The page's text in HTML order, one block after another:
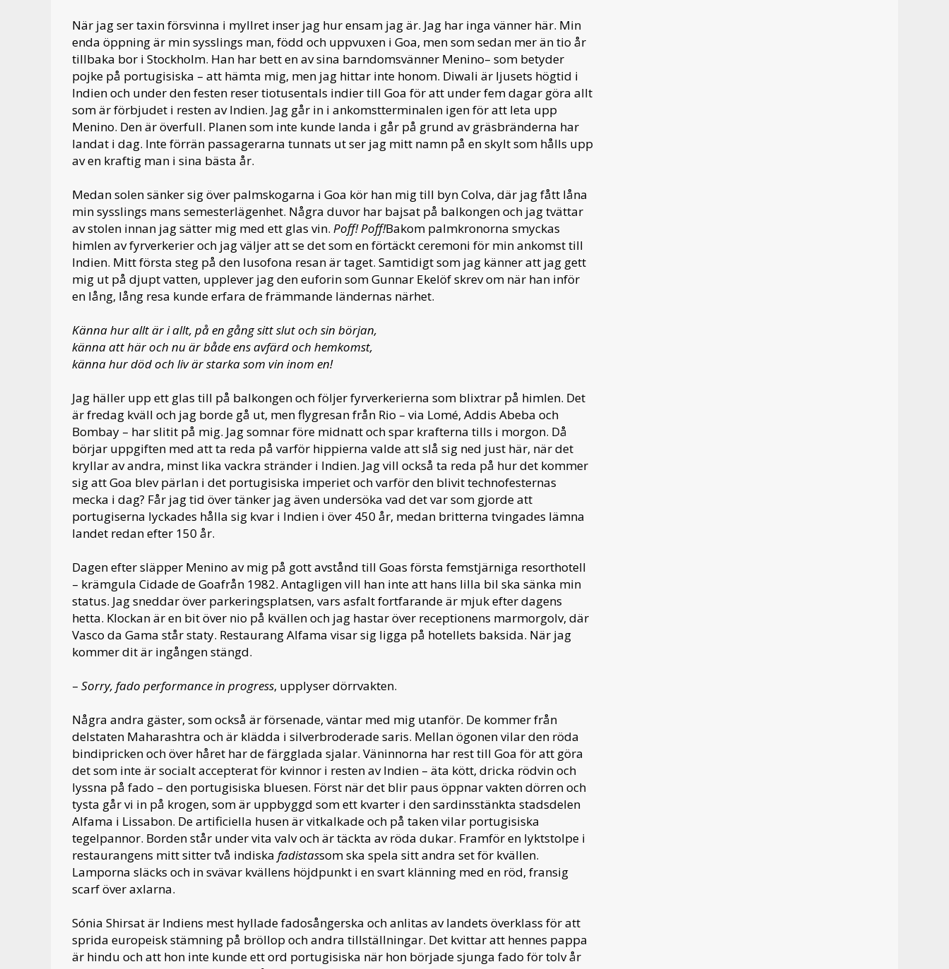
När jag ser taxin försvinna i myllret inser jag hur ensam jag är. Jag har inga vänner här. Min
enda öppning är min sysslings man, född och uppvuxen i Goa, men som sedan mer än tio år
tillbaka bor i Stockholm. Han har bett en av sina barndomsvänner Menino– som betyder
pojke på portugisiska – att hämta mig, men jag hittar inte honom. Diwali är ljusets högtid i
Indien och under den festen reser tiotusentals indier till Goa för att under fem dagar göra allt
som är förbjudet i resten av Indien. Jag går in i ankomstterminalen igen för att leta upp
Menino. Den är överfull. Planen som inte kunde landa i går på grund av gräsbränderna har
landat i dag. Inte förrän passagerarna tunnats ut ser jag mitt namn på en skylt som hålls upp
av en kraftig man i sina bästa år.
Medan solen sänker sig över palmskogarna i Goa kör han mig till byn Colva, där jag fått låna
min sysslings mans semesterlägenhet. Några duvor har bajsat på balkongen och jag tvättar
av stolen innan jag sätter mig med ett glas vin. Poff! Poff!Bakom palmkronorna smyckas
himlen av fyrverkerier och jag väljer att se det som en förtäckt ceremoni för min ankomst till
Indien. Mitt första steg på den lusofona resan är taget. Samtidigt som jag känner att jag gett
mig ut på djupt vatten, upplever jag den euforin som Gunnar Ekelöf skrev om när han inför
en lång, lång resa kunde erfara de främmande ländernas närhet.
Känna hur allt är i allt, på en gång sitt slut och sin början,
känna att här och nu är både ens avfärd och hemkomst,
känna hur död och liv är starka som vin inom en!
Jag häller upp ett glas till på balkongen och följer fyrverkerierna som blixtrar på himlen. Det
är fredag kväll och jag borde gå ut, men flygresan från Rio – via Lomé, Addis Abeba och
Bombay – har slitit på mig. Jag somnar före midnatt och spar krafterna tills i morgon. Då
börjar uppgiften med att ta reda på varför hippierna valde att slå sig ned just här, när det
kryllar av andra, minst lika vackra stränder i Indien. Jag vill också ta reda på hur det kommer
sig att Goa blev pärlan i det portugisiska imperiet och varför den blivit technofesternas
mecka i dag? Får jag tid över tänker jag även undersöka vad det var som gjorde att
portugiserna lyckades hålla sig kvar i Indien i över 450 år, medan britterna tvingades lämna
landet redan efter 150 år.
Dagen efter släpper Menino av mig på gott avstånd till Goas första femstjärniga resorthotell
– krämgula Cidade de Goafrån 1982. Antagligen vill han inte att hans lilla bil ska sänka min
status. Jag sneddar över parkeringsplatsen, vars asfalt fortfarande är mjuk efter dagens
hetta. Klockan är en bit över nio på kvällen och jag hastar över receptionens marmorgolv, där
Vasco da Gama står staty. Restaurang Alfama visar sig ligga på hotellets baksida. När jag
kommer dit är ingången stängd.
– Sorry, fado performance in progress, upplyser dörrvakten.
Några andra gäster, som också är försenade, väntar med mig utanför. De kommer från
delstaten Maharashtra och är klädda i silverbroderade saris. Mellan ögonen vilar den röda
bindipricken och över håret har de färgglada sjalar. Väninnorna har rest till Goa för att göra
det som inte är socialt accepterat för kvinnor i resten av Indien – äta kött, dricka rödvin och
lyssna på fado – den portugisiska bluesen. Först när det blir paus öppnar vakten dörren och
tysta går vi in på krogen, som är uppbyggd som ett kvarter i den sardinsstänkta stadsdelen
Alfama i Lissabon. De artificiella husen är vitkalkade och på taken vilar portugisiska
tegelpannor. Borden står under vita valv och är täckta av röda dukar. Framför en lyktstolpe i
restaurangens mitt sitter två indiska fadistassom ska spela sitt andra set för kvällen.
Lamporna släcks och in svävar kvällens höjdpunkt i en svart klänning med en röd, fransig
scarf över axlarna.
Sónia Shirsat är Indiens mest hyllade fadosångerska och anlitas av landets överklass för att
sprida europeisk stämning på bröllop och andra tillställningar. Det kvittar att hennes pappa
är hindu och att hon inte kunde ett ord portugisiska när hon började sjunga fado för tolv år